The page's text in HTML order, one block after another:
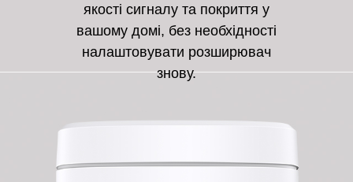
якості сигналу та покриття у
вашому домі, без необхідності
налаштовувати розширювач
знову.